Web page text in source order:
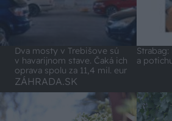
Dva mosty v Trebišove sú
v havarijnom stave. Čaká ich
oprava spolu za 11,4 mil. eur
a
ZÁHRADA.SK